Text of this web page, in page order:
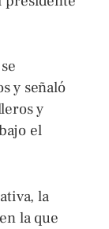
y señaló
y
el
la
la que